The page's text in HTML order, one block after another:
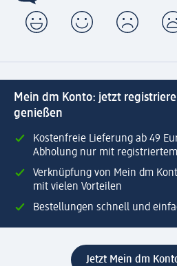
Mein dm Konto: jetzt
genießen
Kostenfreie Lieferung ab 49
Abholung nur mit
Verknüpfung von Mein dm
mit vielen Vorteilen
Bestellungen schnell und
Jetzt Mein dm